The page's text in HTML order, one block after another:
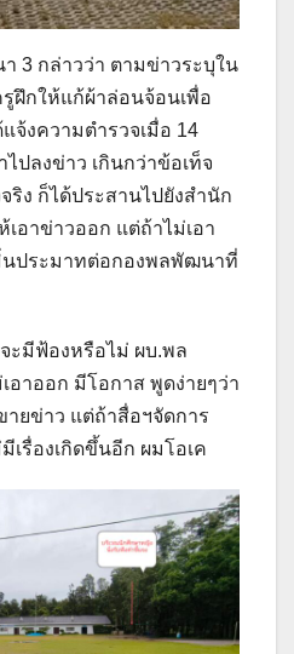
3 กล่าวว่า ตามข่าวระบุใน
ฝึกให้แก้ผ้าล่อนจ้อนเพื่อ
จ้งความตำรวจเมื่อ 14
ปลงข่าว เกินกว่าข้อเท็จ
ริง ก็ได้ประสานไปยังสำนัก
อาข่าวออก แต่ถ้าไม่เอา
นประมาทต่อกองพลพัฒนาที่
ะมีฟ้องหรือไม่ ผบ.พล
อาออก มีโอกาส พูดง่ายๆว่า
ายข่าว แต่ถ้าสื่อฯจัดการ
เรื่องเกิดขึ้นอีก ผมโอเค